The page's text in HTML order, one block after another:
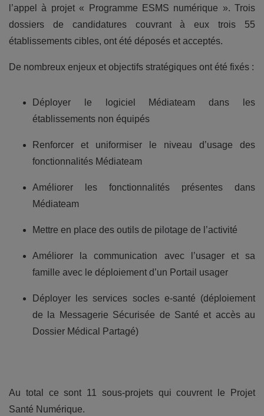
l’appel à projet « Programme ESMS numérique ». Trois
dossiers de candidatures couvrant à eux trois 55
établissements cibles, ont été déposés et acceptés.
De nombreux enjeux et objectifs stratégiques ont été fixés :
Déployer le logiciel Médiateam dans les
établissements non équipés
Renforcer et uniformiser le niveau d’usage des
fonctionnalités Médiateam
Améliorer les fonctionnalités présentes dans
Médiateam
Mettre en place des outils de pilotage de l’activité
Améliorer la communication avec l’usager et sa
famille avec le déploiement d’un Portail usager
Déployer les services socles e-santé (déploiement
de la Messagerie Sécurisée de Santé et accès au
Dossier Médical Partagé)
Au total ce sont 11 sous-projets qui couvrent le Projet
Santé Numérique.